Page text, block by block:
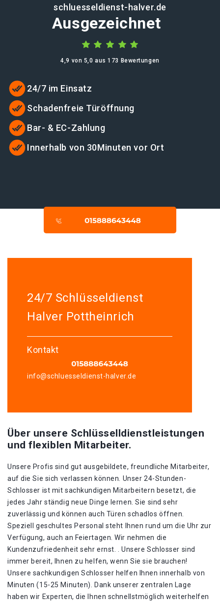
schluesseldienst-halver.de
Ausgezeichnet
4,9 von 5,0 aus 173 Bewertungen
24/7 im Einsatz
Schadenfreie Türöffnung
Bar- & EC-Zahlung
Innerhalb von 30Minuten vor Ort
24/7 Schlüsseldienst
Halver Pottheinrich
Kontakt
info@schluesseldienst-halver.de
Über unsere Schlüsselldienstleistungen
und flexiblen Mitarbeiter.
Unsere Profis sind gut ausgebildete, freundliche Mitarbeiter,
auf die Sie sich verlassen können. Unser 24-Stunden-
Schlosser ist mit sachkundigen Mitarbeitern besetzt, die
jedes Jahr ständig neue Dinge lernen. Sie sind sehr
zuverlässig und können auch Türen schadlos öffnen.
Speziell geschultes Personal steht Ihnen rund um die Uhr zur
Verfügung, auch an Feiertagen. Wir nehmen die
Kundenzufriedenheit sehr ernst. . Unsere Schlosser sind
immer bereit, Ihnen zu helfen, wenn Sie sie brauchen!
Unsere sachkundigen Schlosser helfen Ihnen innerhalb von
Minuten (15-25 Minuten). Dank unserer zentralen Lage
haben wir Experten, die Ihnen schnellstmöglich weiterhelfen